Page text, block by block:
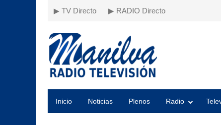
▶ TV Directo ▶ RADIO Directo
Inicio Noticias Plenos Radio